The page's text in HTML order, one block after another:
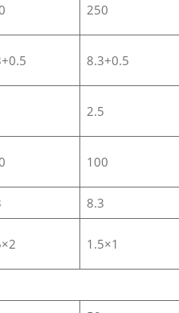
250
8.3+0.5
2.5
100
8.3
1.5×1